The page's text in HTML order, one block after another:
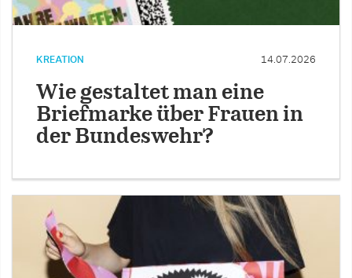
KREATION 14.07.2026
Wie gestaltet man eine
Briefmarke über Frauen in
der Bundeswehr?